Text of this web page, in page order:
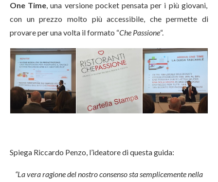
One Time, una versione pocket pensata per i più giovani,
con un prezzo molto più accessibile, che permette di
provare per una volta il formato “Che Passione“.
Spiega Riccardo Penzo, l’ideatore di questa guida:
“La vera ragione del nostro consenso sta semplicemente nella